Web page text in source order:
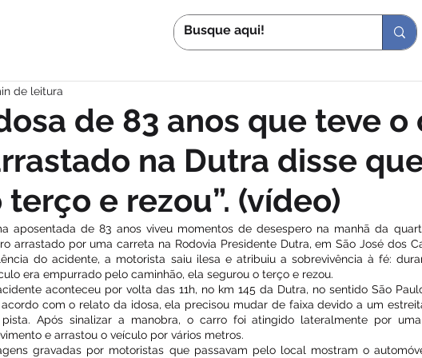
de 83 anos que teve o
na Dutra disse
terço e rezou”. (vídeo)
de leitura
aposentada de 83 anos viveu momentos de desespero na manhã da
arrastado por uma carreta na Rodovia Presidente Dutra, em São José dos
do acidente, a motorista saiu ilesa e atribuiu a sobrevivência à fé:
era empurrado pelo caminhão, ela segurou o terço e rezou.
aconteceu por volta das 11h, no km 145 da Dutra, no sentido São
acordo com o relato da idosa, ela precisou mudar de faixa devido a um
Após sinalizar a manobra, o carro foi atingido lateralmente por
e arrastou o veículo por vários metros.
gravadas por motoristas que passavam pelo local mostram o